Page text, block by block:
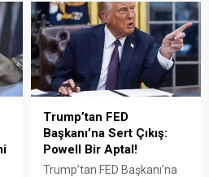
Sakarya ve çevre ilçelerde
PVC doğrama, cam balkon,
kış bahçesi, panjur ve
küpeşte çözümlerini tek çatı
altında sunuyor. Fıratpen
kurumsal bayiliği ile çalışıyor
olmamız; profil kalitesi,
aksesuar standardı...
Trump’tan FED
Başkanı’na Sert Çıkış:
Powell Bir Aptal!
Trump’tan FED Başkanı’na